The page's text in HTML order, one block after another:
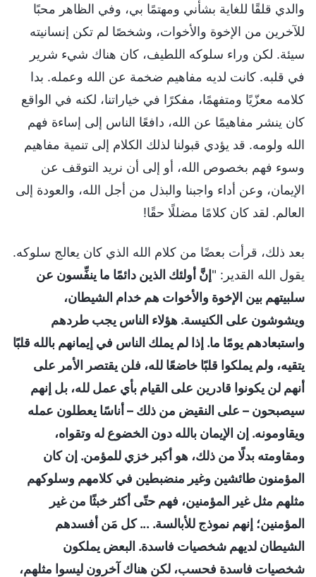
والدي قلقًا للغاية بشأني ومهتمًا بي، وفي الظاهر محبًا
للآخرين من الإخوة والأخوات، وشخصًا لم تكن إنسانيته
سيئة. لكن وراء سلوكه اللطيف، كان هناك شيء شرير
في قلبه. كانت لديه مفاهيم ضخمة عن الله وعمله. بدا
كلامه معزّيًا ومتفهمًا، مفكرًا في خياراتنا، لكنه في الواقع
كان ينشر مفاهيمًا عن الله، دافعًا الناس إلى إساءة فهم
الله ولومه. قد يؤدي قبولنا لذلك الكلام إلى تنمية مفاهيم
وسوء فهم بخصوص الله، أو إلى أن نريد التوقف عن
الإيمان، وعن أداء واجبنا والبذل من أجل الله، والعودة إلى
العالم. لقد كان كلامًا مضللًا حقًا!
بعد ذلك، قرأت بعضًا من كلام الله الذي كان يعالج سلوكه.
يقول الله القدير: "إنَّ أولئك الذين دائمًا ما ينفِّسون عن
سلبيتهم بين الإخوة والأخوات هم خدام الشيطان،
ويشوشون على الكنيسة. هؤلاء الناس يجب طردهم
واستبعادهم يومًا ما. إذا لم يملك الناس في إيمانهم بالله قلبًا
يتقيه، ولم يملكوا قلبًا خاضعًا لله، فلن يقتصر الأمر على
أنهم لن يكونوا قادرين على القيام بأي عمل لله، بل إنهم
سيصبحون – على النقيض من ذلك – أناسًا يعطلون عمله
ويقاومونه. إن الإيمان بالله دون الخضوع له وتقواه،
ومقاومته بدلًا من ذلك، هو أكبر خزي للمؤمن. إن كان
المؤمنون طائشين وغير منضبطين في كلامهم وسلوكهم
مثلهم مثل غير المؤمنين، فهم حتّى أكثر خبثًا من غير
المؤمنين؛ إنهم نموذج للأبالسة. ... كل مَن أفسدهم
الشيطان لديهم شخصيات فاسدة. البعض يملكون
شخصيات فاسدة فحسب، لكن هناك آخرون ليسوا مثلهم،